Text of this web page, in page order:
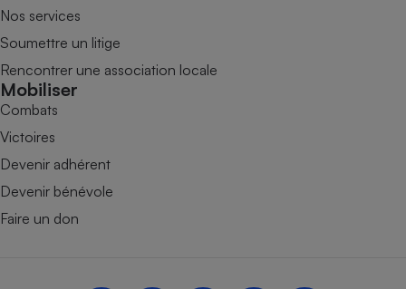
Nos services
Soumettre un litige
Rencontrer une association locale
Mobiliser
Combats
Victoires
Devenir adhérent
Devenir bénévole
Faire un don